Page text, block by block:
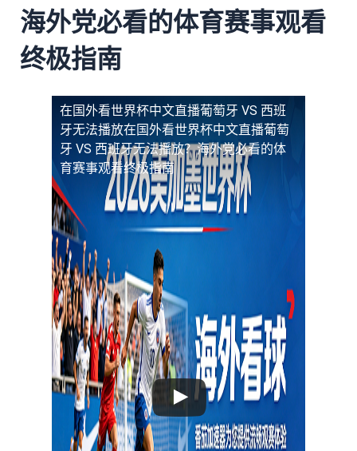
海外党必看的体育赛事观看
终极指南
在国外看世界杯中文直播葡萄牙 VS 西班
牙无法播放在国外看世界杯中文直播葡萄
牙 VS 西班牙无法播放？海外党必看的体
育赛事观看终极指南